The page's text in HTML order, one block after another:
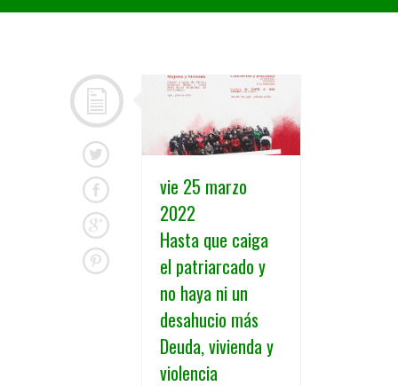
vie 25 marzo
2022
Hasta que caiga
el patriarcado y
no haya ni un
desahucio más
Deuda, vivienda y
violencia